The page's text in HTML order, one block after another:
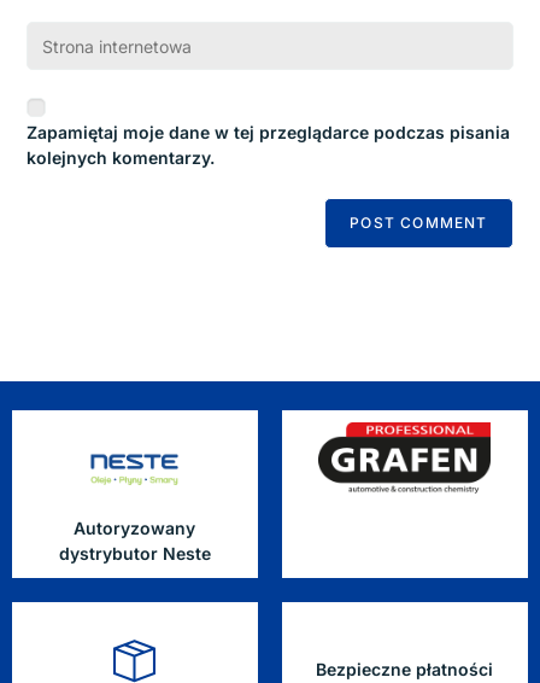
Zapamiętaj moje dane w tej przeglądarce podczas pisania
kolejnych komentarzy.
Autoryzowany
dystrybutor Neste
Bezpieczne płatności